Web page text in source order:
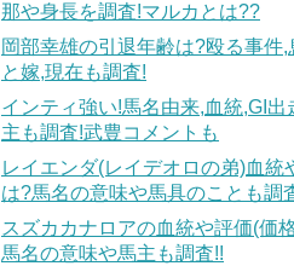
那や身長を調査!マルカとは??
岡部幸雄の引退年齢は?殴る事件,
と嫁,現在も調査!
インティ強い!馬名由来,血統,GI出
主も調査!武豊コメントも
レイエンダ(レイデオロの弟)血統
は?馬名の意味や馬具のことも調
スズカカナロアの血統や評価(価
馬名の意味や馬主も調査!!